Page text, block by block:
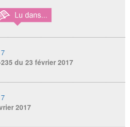
du 23 février 2017
2017